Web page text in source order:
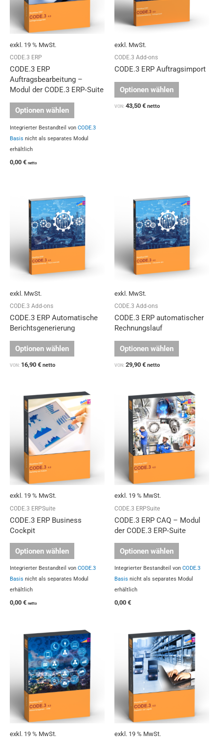
exkl. 19 % MwSt.
CODE.3 ERP
CODE.3 ERP
Auftragsbearbeitung –
Modul der CODE.3 ERP‑Suite
Optionen wählen
Integrierter Bestandteil von CODE.3
Basis nicht als separates Modul
erhältlich
0,00 € netto
exkl. MwSt.
CODE.3 Add-ons
CODE.3 ERP Auftragsimport
Optionen wählen
können
gewählt
VON: 43,50 € netto
exkl. MwSt.
CODE.3 Add-ons
CODE.3 ERP Automatische
Berichtsgenerierung
Optionen wählen
Produkt
weist
mehrere
Varianten
auf.
können
Produktseite
gewählt
werden
VON: 16,90 € netto
exkl. MwSt.
CODE.3 Add-ons
CODE.3 ERP automatischer
Rechnungslauf
Optionen wählen
Produkt
weist
mehrere
Varianten
auf.
können
gewählt
VON: 29,90 € netto
exkl. 19 % MwSt.
CODE.3 ERPSuite
CODE.3 ERP Business
Cockpit
Optionen wählen
Integrierter Bestandteil von CODE.3
Basis nicht als separates Modul
erhältlich
0,00 € netto
exkl. 19 % MwSt.
CODE.3 ERPSuite
CODE.3 ERP CAQ – Modul
der CODE.3 ERP‑Suite
Optionen wählen
Integrierter Bestandteil von CODE.3
Basis nicht als separates Modul
erhältlich
0,00 €
exkl. 19 % MwSt. exkl. 19 % MwSt.